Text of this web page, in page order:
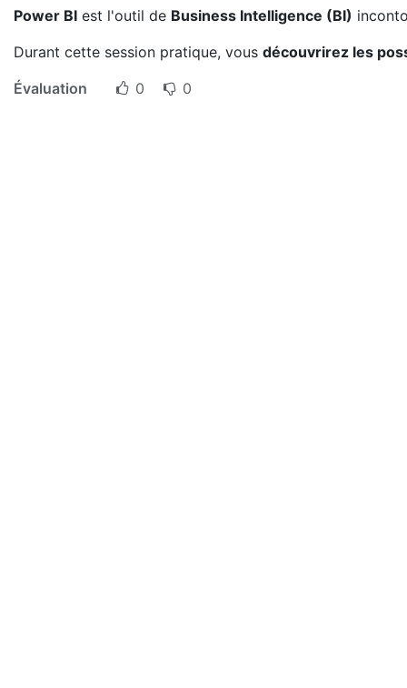
Power BI est l'outil de Business Intelligence (BI)
Durant cette session pratique, vous découvrirez les
Évaluation
0 0